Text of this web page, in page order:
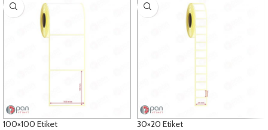
100×100 Etiket 30×20 Etiket